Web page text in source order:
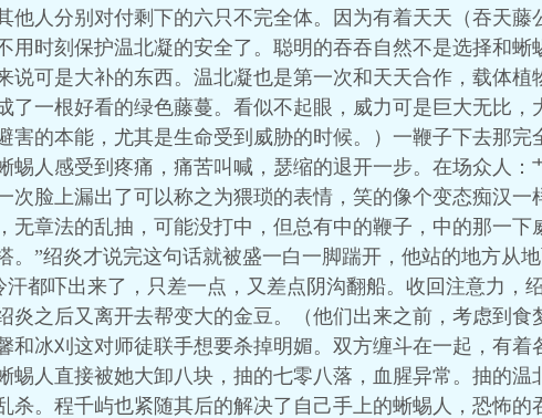
人分别对付剩下的六只不完全体。因为有着天天（吞天藤
用时刻保护温北凝的安全了。聪明的吞吞自然不是选择和蜥
说可是大补的东西。温北凝也是第一次和天天合作，载体植
了一根好看的绿色藤蔓。看似不起眼，威力可是巨大无比，
害的本能，尤其是生命受到威胁的时候。）一鞭子下去那完
蜴人感受到疼痛，痛苦叫喊，瑟缩的退开一步。在场众人：
次脸上漏出了可以称之为猥琐的表情，笑的像个变态痴汉一
章法的乱抽，可能没打中，但总有中的鞭子，中的那一下
。”绍炎才说完这句话就被盛一白一脚踹开，他站的地方从
都吓出来了，只差一点，又差点阴沟翻船。收回注意力，
炎之后又离开去帮变大的金豆。（他们出来之前，考虑到食
冰刈这对师徒联手想要杀掉明媚。双方缠斗在一起，有着
人直接被她大卸八块，抽的七零八落，血腥异常。抽的温
杀。程千屿也紧随其后的解决了自己手上的蜥蜴人，恐怖的